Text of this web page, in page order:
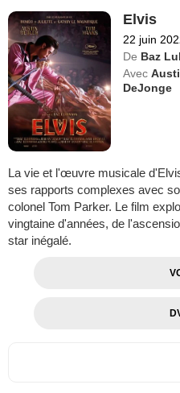
Elvis
22 juin
De Baz
Avec
DeJonge
La vie et l'œuvre musicale
ses rapports complexes avec
colonel Tom Parker. Le film
vingtaine d'années, de
star inégalé.